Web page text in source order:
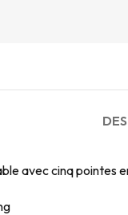
avec cinq pointes